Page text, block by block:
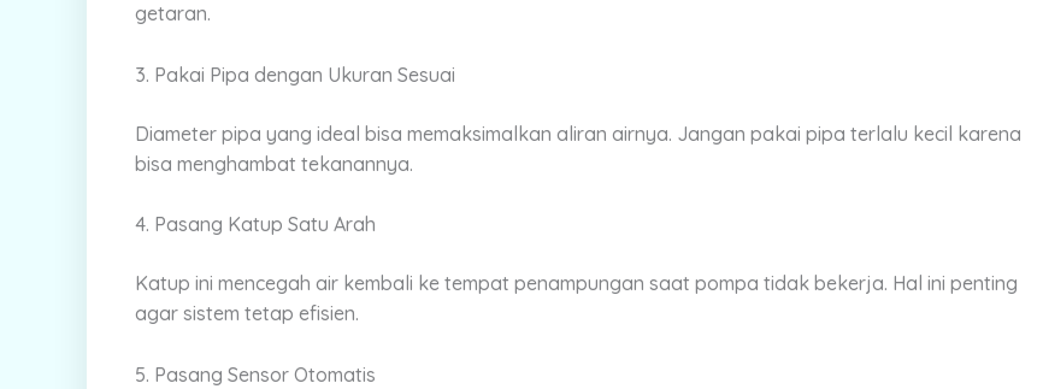
getaran.
3. Pakai Pipa dengan Ukuran Sesuai
Diameter pipa yang ideal bisa memaksimalkan aliran airnya. Jangan pakai pipa terlalu kecil karena
bisa menghambat tekanannya.
4. Pasang Katup Satu Arah
Katup ini mencegah air kembali ke tempat penampungan saat pompa tidak bekerja. Hal ini penting
agar sistem tetap efisien.
5. Pasang Sensor Otomatis